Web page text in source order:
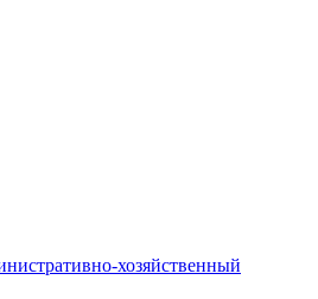
хозяйственный